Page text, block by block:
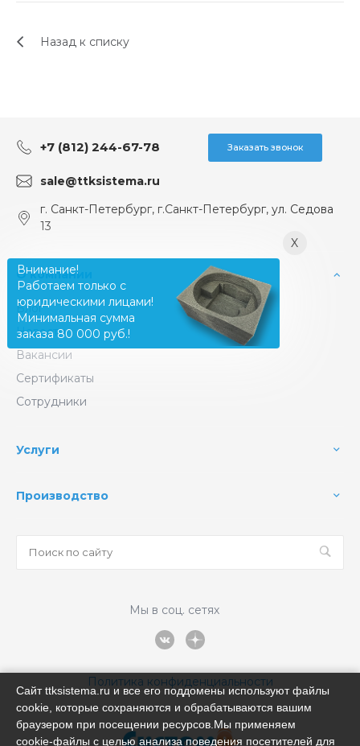
Назад к списку
+7 (812) 244-67-78 Заказать звонок
sale@ttksistema.ru
г. Санкт-Петербург, г.Санкт-Петербург, ул. Седова
13
О компании
Блог
Новости
Вакансии
Сертификаты
Сотрудники
Услуги
Производство
Мы в соц. сетях
Политика конфиденциальности
X
Внимание!
Работаем только с
юридическими лицами!
Минимальная сумма
заказа 80 000 руб.!
Сайт ttksistema.ru и все его поддомены используют файлы
cookie, которые сохраняются и обрабатываются вашим
браузером при посещении ресурсов.Мы применяем
cookie‑файлы с целью анализа поведения посетителей для